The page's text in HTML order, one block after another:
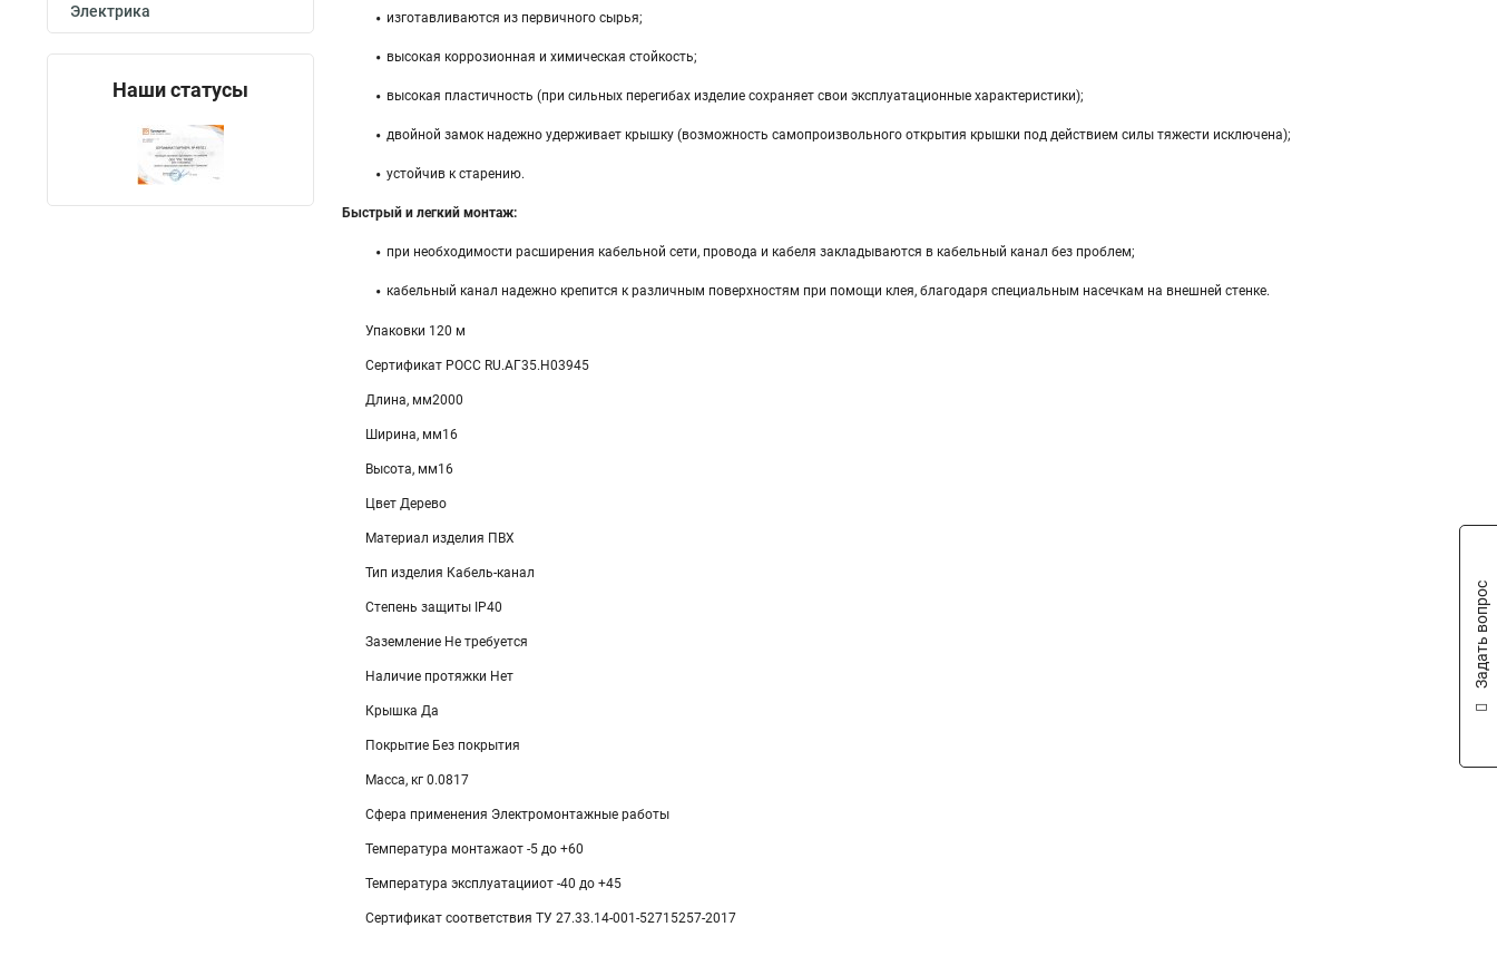
Электрика
Наши статусы
изготавливаются из первичного сырья;
высокая коррозионная и химическая стойкость;
высокая пластичность (при сильных перегибах изделие сохраняет свои эксплуатационные характеристики);
двойной замок надежно удерживает крышку (возможность самопроизвольного открытия крышки под действием силы тяжести исключена);
устойчив к старению.
Быстрый и легкий монтаж:
при необходимости расширения кабельной сети, провода и кабеля закладываются в кабельный канал без проблем;
кабельный канал надежно крепится к различным поверхностям при помощи клея, благодаря специальным насечкам на внешней стенке.
Упаковки 120 м
Сертификат POCC RU.АГ35.H03945
Длина, мм2000
Ширина, мм16
Высота, мм16
Цвет Дерево
Материал изделия ПВХ
Тип изделия Кабель-канал
Степень защиты IP40
Заземление Не требуется
Наличие протяжки Нет
Крышка Да
Покрытие Без покрытия
Масса, кг 0.0817
Сфера применения Электромонтажные работы
Температура монтажаот -5 до +60
Температура эксплуатацииот -40 до +45
Сертификат соответствия ТУ 27.33.14-001-52715257-2017
Задать вопрос